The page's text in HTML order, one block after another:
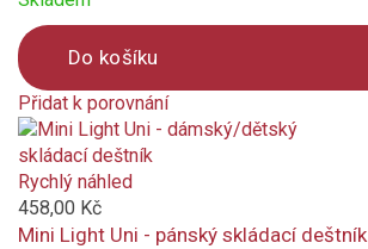
Do košíku
Přidat k porovnání
Product
is
added
to
compare
Rychlý náhled
458,00 Kč
Mini Light Uni - pánský skládací deštník